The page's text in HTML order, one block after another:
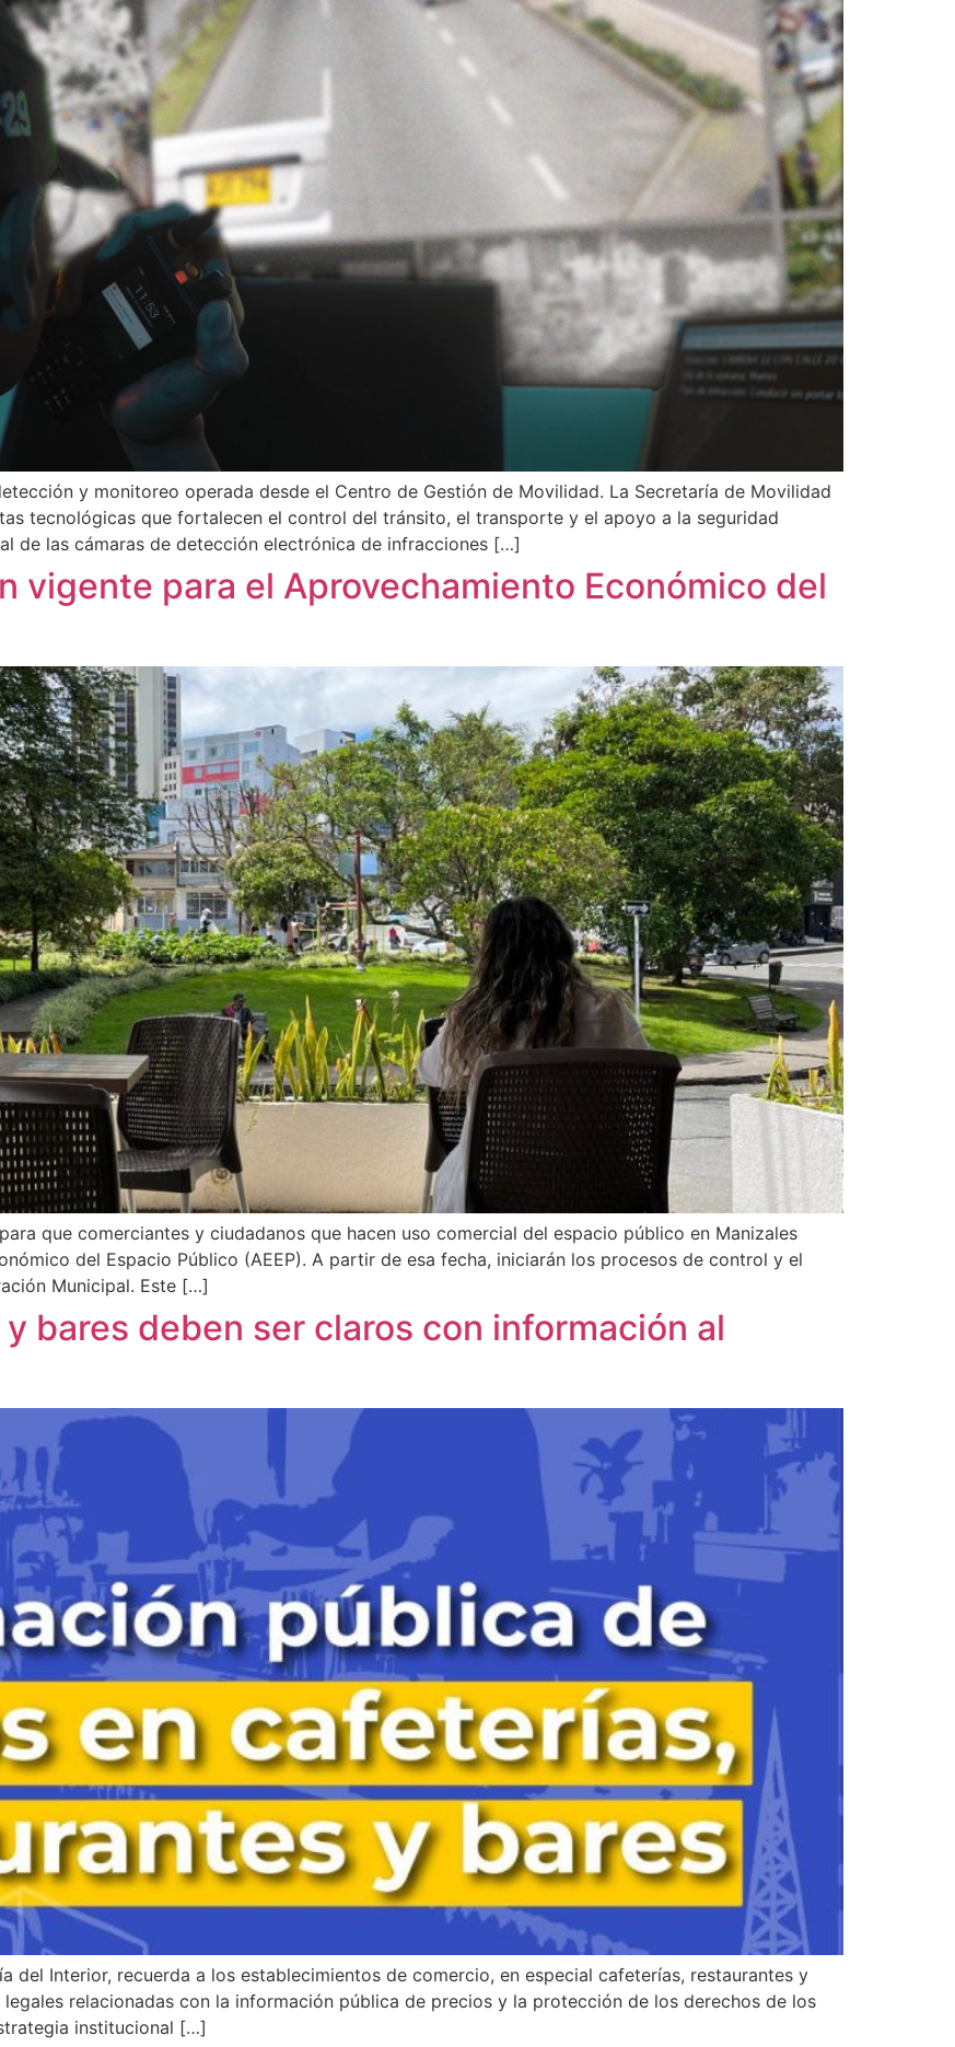
y monitoreo operada desde el Centro de Gestión de Movilidad. La Secretaría de Movilidad
tecnológicas que fortalecen el control del tránsito, el transporte y el apoyo a la seguridad
de las cámaras de detección electrónica de infracciones […]
vigente para el Aprovechamiento Económico del
que comerciantes y ciudadanos que hacen uso comercial del espacio público en Manizales
del Espacio Público (AEEP). A partir de esa fecha, iniciarán los procesos de control y el
Municipal. Este […]
bares deben ser claros con información al
del Interior, recuerda a los establecimientos de comercio, en especial cafeterías, restaurantes y
relacionadas con la información pública de precios y la protección de los derechos de los
institucional […]